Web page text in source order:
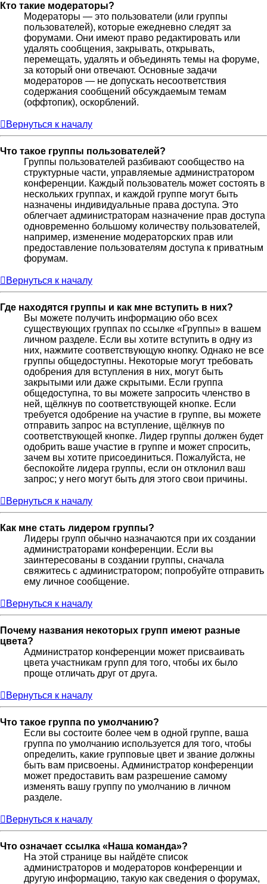
Кто такие модераторы?
Модераторы — это пользователи (или группы
пользователей), которые ежедневно следят за
форумами. Они имеют право редактировать или
удалять сообщения, закрывать, открывать,
перемещать, удалять и объединять темы на форуме,
за который они отвечают. Основные задачи
модераторов — не допускать несоответствия
содержания сообщений обсуждаемым темам
(оффтопик), оскорблений.
Вернуться к началу
Что такое группы пользователей?
Группы пользователей разбивают сообщество на
структурные части, управляемые администратором
конференции. Каждый пользователь может состоять в
нескольких группах, и каждой группе могут быть
назначены индивидуальные права доступа. Это
облегчает администраторам назначение прав доступа
одновременно большому количеству пользователей,
например, изменение модераторских прав или
предоставление пользователям доступа к приватным
форумам.
Вернуться к началу
Где находятся группы и как мне вступить в них?
Вы можете получить информацию обо всех
существующих группах по ссылке «Группы» в вашем
личном разделе. Если вы хотите вступить в одну из
них, нажмите соответствующую кнопку. Однако не все
группы общедоступны. Некоторые могут требовать
одобрения для вступления в них, могут быть
закрытыми или даже скрытыми. Если группа
общедоступна, то вы можете запросить членство в
ней, щёлкнув по соответствующей кнопке. Если
требуется одобрение на участие в группе, вы можете
отправить запрос на вступление, щёлкнув по
соответствующей кнопке. Лидер группы должен будет
одобрить ваше участие в группе и может спросить,
зачем вы хотите присоединиться. Пожалуйста, не
беспокойте лидера группы, если он отклонил ваш
запрос; у него могут быть для этого свои причины.
Вернуться к началу
Как мне стать лидером группы?
Лидеры групп обычно назначаются при их создании
администраторами конференции. Если вы
заинтересованы в создании группы, сначала
свяжитесь с администратором; попробуйте отправить
ему личное сообщение.
Вернуться к началу
Почему названия некоторых групп имеют разные
цвета?
Администратор конференции может присваивать
цвета участникам групп для того, чтобы их было
проще отличать друг от друга.
Вернуться к началу
Что такое группа по умолчанию?
Если вы состоите более чем в одной группе, ваша
группа по умолчанию используется для того, чтобы
определить, какие групповые цвет и звание должны
быть вам присвоены. Администратор конференции
может предоставить вам разрешение самому
изменять вашу группу по умолчанию в личном
разделе.
Вернуться к началу
Что означает ссылка «Наша команда»?
На этой странице вы найдёте список
администраторов и модераторов конференции и
другую информацию, такую как сведения о форумах,